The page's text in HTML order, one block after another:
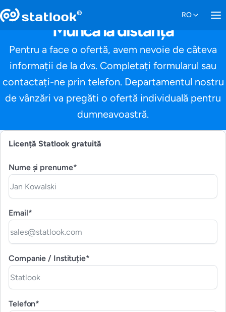
Muncă la distanță
Pentru a face o ofertă, avem nevoie de câteva
informații de la dvs. Completați formularul sau
contactați-ne prin telefon. Departamentul nostru
de vânzări va pregăti o ofertă individuală pentru
dumneavoastră.
Licență Statlook gratuită
Nume și prenume*
Email*
Companie / Instituție*
Telefon*